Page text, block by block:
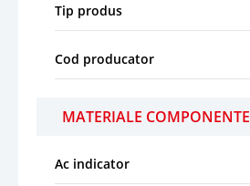
Tip produs
Cod producator
MATERIALE COMPONENTE
Ac indicator